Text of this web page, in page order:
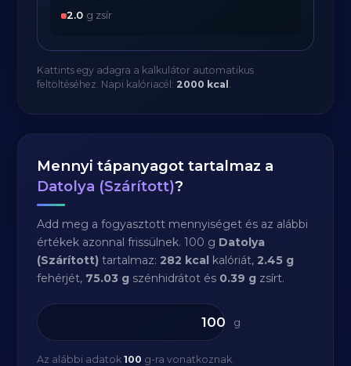
2.0 g zsír
Kattints egy adagra a kalkulátor automatikus
feltöltéséhez. Napi kalóriacél:2000 kcal .
Mennyi tápanyagot tartalmaz a
Datolya (Szárított)?
Add meg a fogyasztott mennyiséget és az alábbi
értékek azonnal frissülnek. 100 g Datolya
(Szárított) tartalmaz:282 kcal kalóriát,2.45 g
fehérjét, 75.03 g szénhidrátot és 0.39 g zsírt.
g
Az alábbi adatok100 g-ra vonatkoznak.